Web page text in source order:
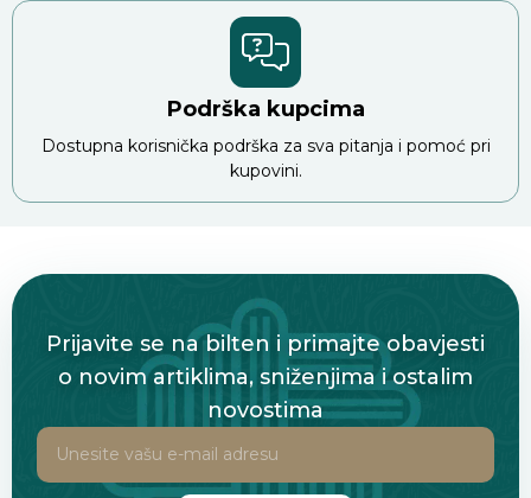
Podrška kupcima
Dostupna korisnička podrška za sva pitanja i pomoć pri
kupovini.
Prijavite se na bilten i primajte obavjesti
o novim artiklima, sniženjima i ostalim
novostima